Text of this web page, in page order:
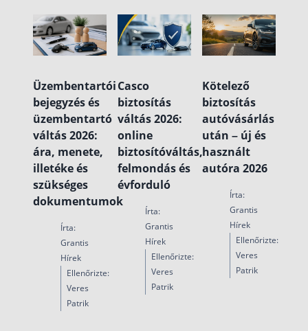
Üzembentartói
bejegyzés és
üzembentartó
váltás 2026:
ára, menete,
illetéke és
szükséges
dokumentumok
Írta:
Grantis
Hírek
Ellenőrizte:
Veres
Patrik
Casco
biztosítás
váltás 2026:
online
biztosítóváltás,
felmondás és
évforduló
Írta:
Grantis
Hírek
Ellenőrizte:
Veres
Patrik
Kötelező
biztosítás
autóvásárlás
után – új és
használt
autóra 2026
Írta:
Grantis
Hírek
Ellenőrizte:
Veres
Patrik